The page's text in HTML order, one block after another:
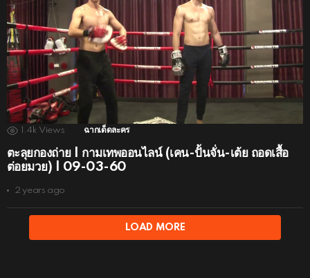
1.4k Views ฉากเด็ดละคร
ตะลุยกองถ่าย | กามเทพออนไลน์ (เคน-ปั้นจั่น-เต้ย ถอดเสื้อ
ต่อยมวย) | 09-03-60
2 years ago
LOAD MORE